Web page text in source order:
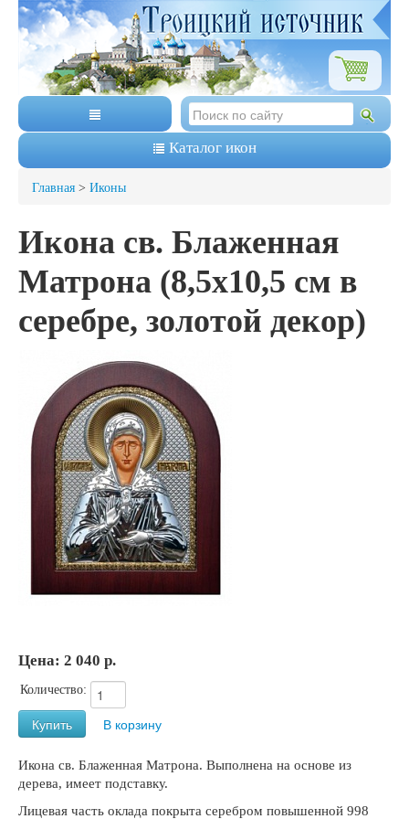
Каталог икон
Главная > Иконы
Икона св. Блаженная
Матрона (8,5х10,5 см в
серебре, золотой декор)
Цена: 2 040 р.
Количество:
Икона св. Блаженная Матрона. Выполнена на основе из
дерева, имеет подставку.
Лицевая часть оклада покрыта серебром повышенной 998